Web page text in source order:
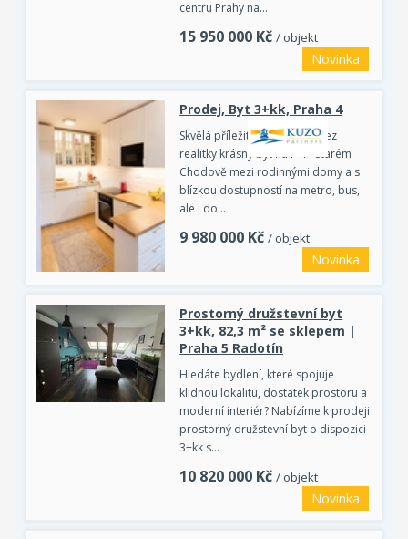
centru Prahy na…
15 950 000 Kč / objekt
Novinka
Prodej, Byt 3+kk, Praha 4
Skvělá příležitost pořídit si bez
realitky krásný byt na P 4 - Starém
Chodově mezi rodinnými domy a s
blízkou dostupností na metro, bus,
ale i do…
9 980 000 Kč / objekt
Novinka
Prostorný družstevní byt
3+kk, 82,3 m² se sklepem |
Praha 5 Radotín
Hledáte bydlení, které spojuje
klidnou lokalitu, dostatek prostoru a
moderní interiér? Nabízíme k prodeji
prostorný družstevní byt o dispozici
3+kk s…
10 820 000 Kč / objekt
Novinka